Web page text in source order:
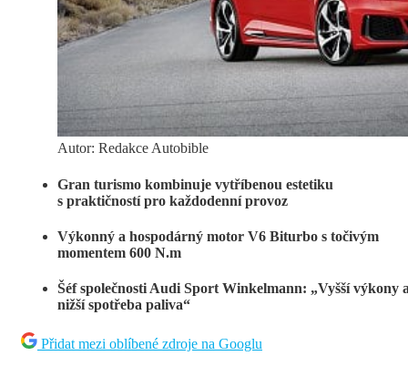
Autor: Redakce Autobible
Gran turismo kombinuje vytříbenou estetiku
s praktičností pro každodenní provoz
Výkonný a hospodárný motor V6 Biturbo s točivým
momentem 600 N.m
Šéf společnosti Audi Sport Winkelmann: „Vyšší výkony
nižší spotřeba paliva“
Přidat mezi oblíbené zdroje na Googlu